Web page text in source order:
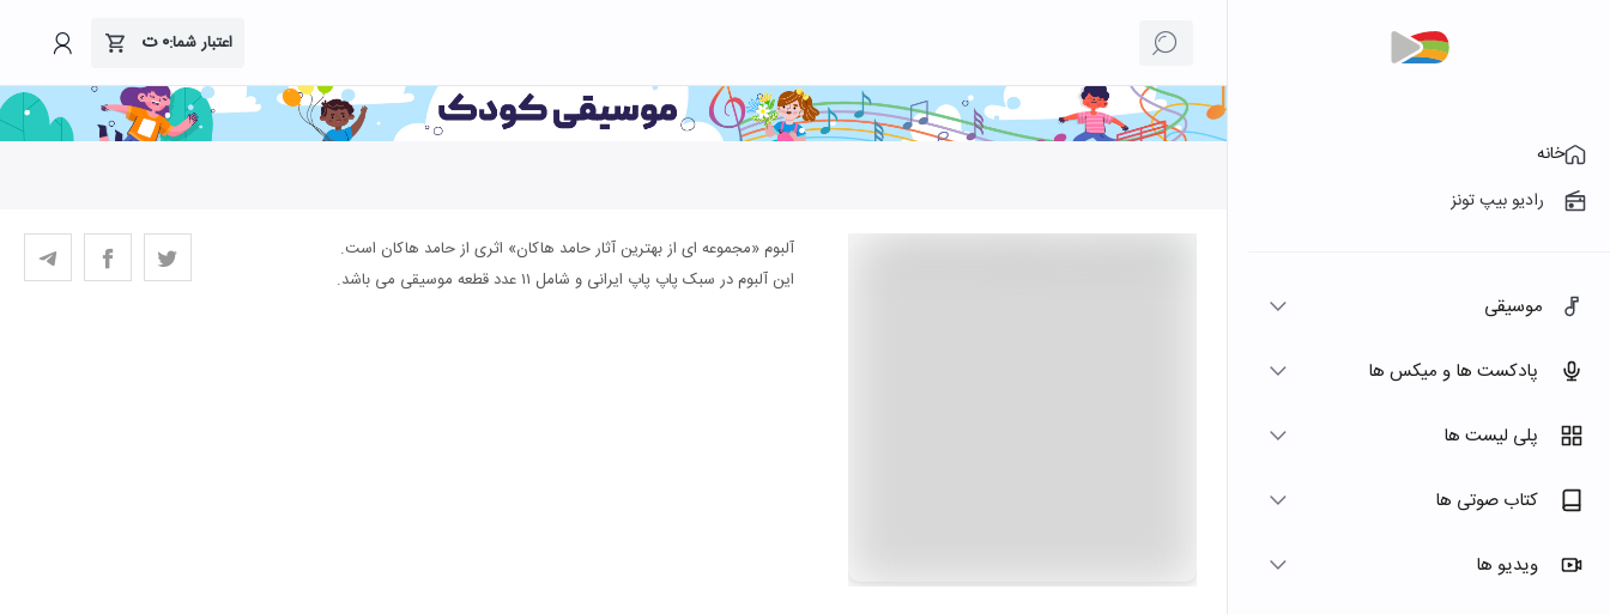
اعتبار شما:۰ت
خانه
رادیو بیپ تونز
موسیقی
پادکست ها و میکس ها
پلی لیست ها
کتاب صوتی ها
ویدیو ها
آلبوم «مجموعه ای از بهترین آثار حامد هاکان» اثری از حامد هاکان است.
این آلبوم در سبک پاپ پاپ ایرانی و شامل ۱۱ عدد قطعه موسیقی می باشد.